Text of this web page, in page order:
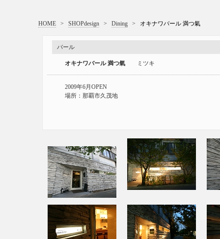
HOME > SHOPdesign > Dining > オキナワバール 満つ氣
バール
オキナワバール 満つ氣ミツキ
2009年6月OPEN
場所：那覇市久茂地